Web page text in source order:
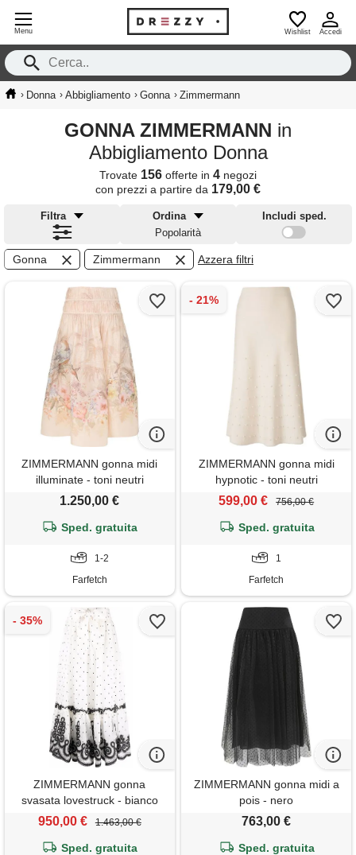
Menu Wishlist Accedi
› Donna › Abbigliamento › Gonna › Zimmermann
GONNA ZIMMERMANN in
Abbigliamento Donna
Trovate 156 offerte in 4 negozi
con prezzi a partire da 179,00 €
Filtra
Ordina
Popolarità
Includi sped.
Gonna Zimmermann Azzera filtri
ZIMMERMANN gonna midi
illuminate - toni neutri
1.250,00 €
Sped. gratuita
1-2
Farfetch
ZIMMERMANN gonna midi
hypnotic - toni neutri
599,00 € 756,00 €
Sped. gratuita
1
Farfetch
ZIMMERMANN gonna
svasata lovestruck - bianco
950,00 € 1.463,00 €
Sped. gratuita
ZIMMERMANN gonna midi a
pois - nero
763,00 €
Sped. gratuita